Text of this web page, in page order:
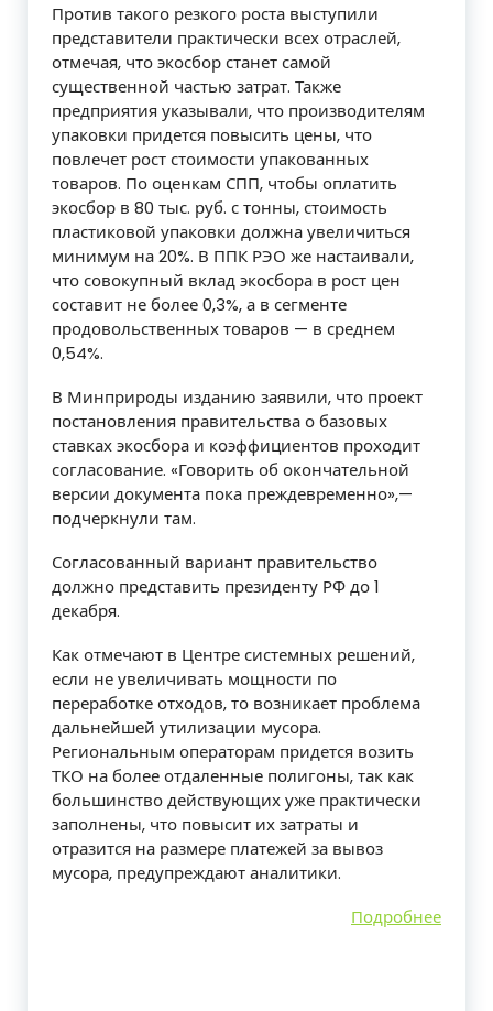
Против такого резкого роста выступили
представители практически всех отраслей,
отмечая, что экосбор станет самой
существенной частью затрат. Также
предприятия указывали, что производителям
упаковки придется повысить цены, что
повлечет рост стоимости упакованных
товаров. По оценкам СПП, чтобы оплатить
экосбор в 80 тыс. руб. с тонны, стоимость
пластиковой упаковки должна увеличиться
минимум на 20%. В ППК РЭО же настаивали,
что совокупный вклад экосбора в рост цен
составит не более 0,3%, а в сегменте
продовольственных товаров — в среднем
0,54%.
В Минприроды изданию заявили, что проект
постановления правительства о базовых
ставках экосбора и коэффициентов проходит
согласование. «Говорить об окончательной
версии документа пока преждевременно»,—
подчеркнули там.
Согласованный вариант правительство
должно представить президенту РФ до 1
декабря.
Как отмечают в Центре системных решений,
если не увеличивать мощности по
переработке отходов, то возникает проблема
дальнейшей утилизации мусора.
Региональным операторам придется возить
ТКО на более отдаленные полигоны, так как
большинство действующих уже практически
заполнены, что повысит их затраты и
отразится на размере платежей за вывоз
мусора, предупреждают аналитики.
Подробнее